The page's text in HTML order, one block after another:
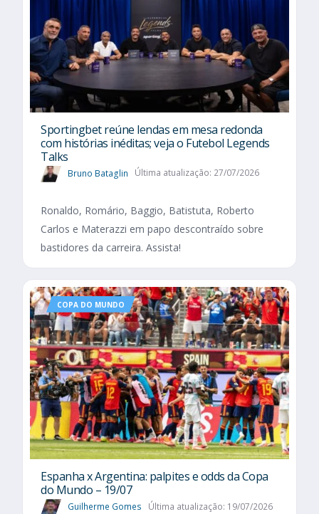
Sportingbet reúne lendas em mesa redonda
com histórias inéditas; veja o Futebol Legends
Talks
Bruno Bataglin Última atualização: 27/07/2026
Ronaldo, Romário, Baggio, Batistuta, Roberto
Carlos e Materazzi em papo descontraído sobre
bastidores da carreira. Assista!
COPA DO MUNDO
Espanha x Argentina: palpites e odds da Copa
do Mundo – 19/07
Guilherme Gomes Última atualização: 19/07/2026